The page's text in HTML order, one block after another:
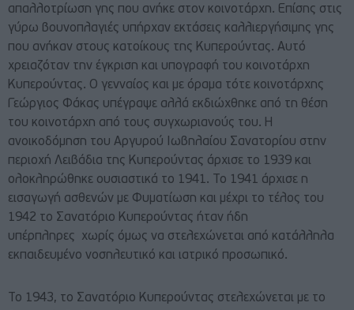
απαλλοτρίωση γης που ανήκε στον κοινοτάρχη. Επίσης στις
γύρω βουνοπλαγιές υπήρχαν εκτάσεις καλλιεργήσιμης γης
που ανήκαν στους κατοίκους της Κυπερούντας. Αυτό
χρειαζόταν την έγκριση και υπογραφή του κοινοτάρχη
Κυπερούντας. Ο γενναίος και με όραμα τότε κοινοτάρχης
Γεώργιος Φάκας υπέγραψε αλλά εκδιώχθηκε από τη θέση
του κοινοτάρχη από τους συγχωριανούς του. Η
ανοικοδόμηση του Αργυρού Ιωβηλαίου Σανατορίου στην
περιοχή Λειβάδια της Κυπερούντας άρχισε το 1939 και
ολοκληρώθηκε ουσιαστικά το 1941. Το 1941 άρχισε η
εισαγωγή ασθενών με Φυματίωση και μέχρι το τέλος του
1942 το Σανατόριο Κυπερούντας ήταν ήδη
υπέρπληρες χωρίς όμως να στελεχώνεται από κατάλληλα
εκπαιδευμένο νοσηλευτικό και ιατρικό προσωπικό.
Το 1943, το Σανατόριο Κυπερούντας στελεχώνεται με το